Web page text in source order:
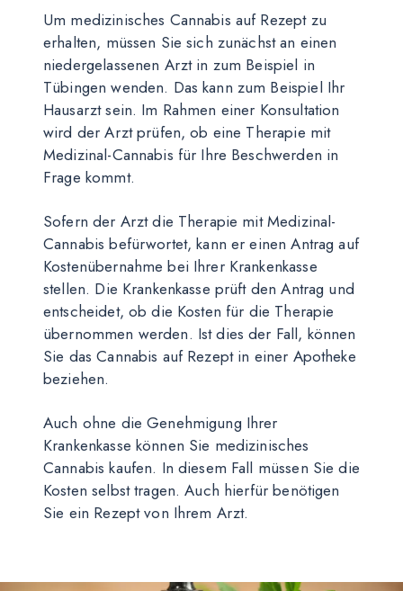
Um medizinisches Cannabis auf Rezept zu
erhalten, müssen Sie sich zunächst an einen
niedergelassenen Arzt in zum Beispiel in
Tübingen wenden. Das kann zum Beispiel Ihr
Hausarzt sein. Im Rahmen einer Konsultation
wird der Arzt prüfen, ob eine Therapie mit
Medizinal-Cannabis für Ihre Beschwerden in
Frage kommt.
Sofern der Arzt die Therapie mit Medizinal-
Cannabis befürwortet, kann er einen Antrag auf
Kostenübernahme bei Ihrer Krankenkasse
stellen. Die Krankenkasse prüft den Antrag und
entscheidet, ob die Kosten für die Therapie
übernommen werden. Ist dies der Fall, können
Sie das Cannabis auf Rezept in einer Apotheke
beziehen.
Auch ohne die Genehmigung Ihrer
Krankenkasse können Sie medizinisches
Cannabis kaufen. In diesem Fall müssen Sie die
Kosten selbst tragen. Auch hierfür benötigen
Sie ein Rezept von Ihrem Arzt.